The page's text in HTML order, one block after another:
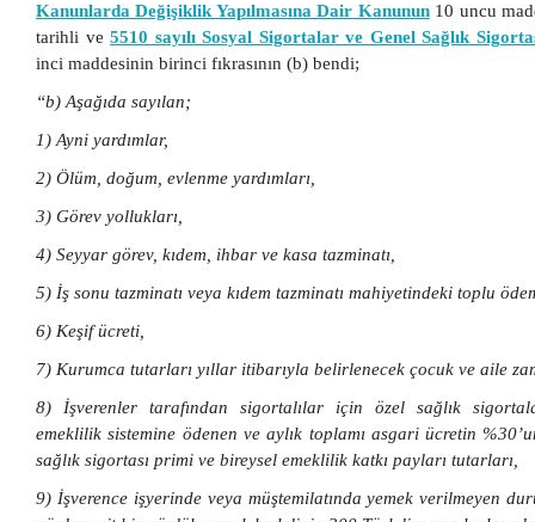
Kanunlarda Değişiklik Yapılmasına Dair Kanunun10 uncu
tarihli ve5510 sayılı Sosyal Sigortalar ve Genel Sağlık
inci maddesinin birinci fıkrasının (b) bendi;
“b) Aşağıda sayılan;
1) Ayni yardımlar,
2) Ölüm, doğum, evlenme yardımları,
3) Görev yollukları,
4) Seyyar görev, kıdem, ihbar ve kasa tazminatı,
5) İş sonu tazminatı veya kıdem tazminatı mahiyetindeki toplu
6) Keşif ücreti,
7) Kurumca tutarları yıllar itibarıyla belirlenecek çocuk ve aile
8) İşverenler tarafından sigortalılar için özel sağlık
emeklilik sistemine ödenen ve aylık toplamı asgari ücretin
sağlık sigortası primi ve bireysel emeklilik katkı payları tutarları,
9) İşverence işyerinde veya müştemilatında yemek verilmeyen